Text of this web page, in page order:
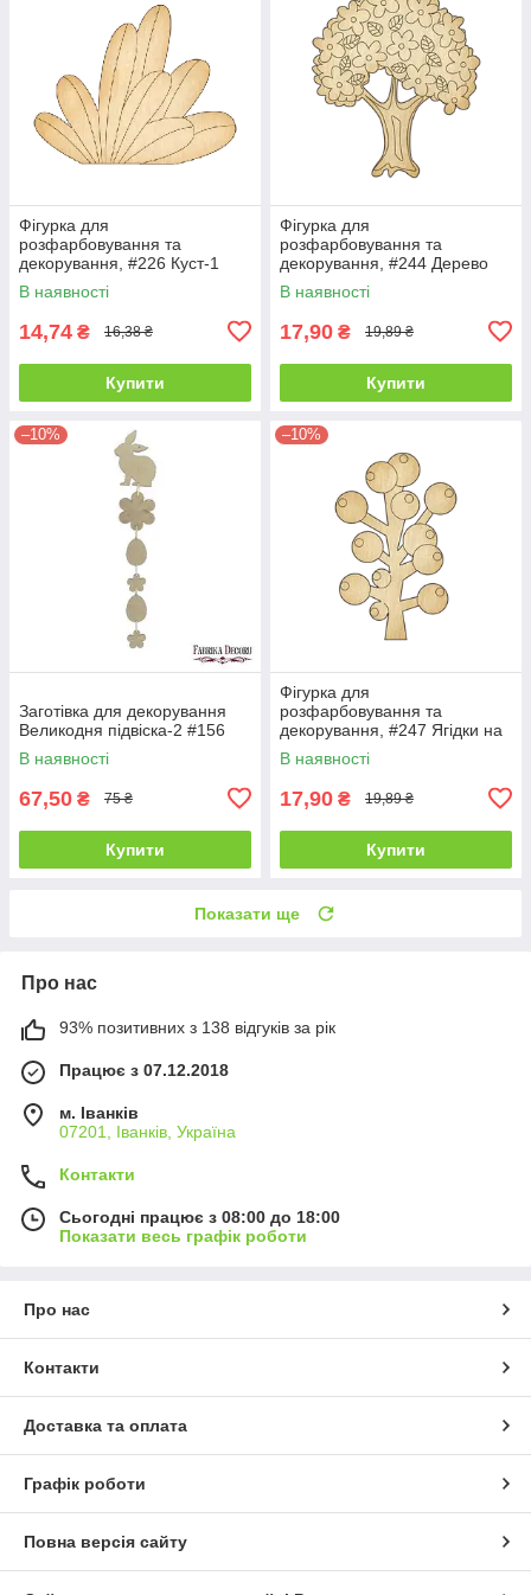
Фігурка для
розфарбовування та
декорування, #226 Куст-1
В наявності
14,74 ₴ 16,38 ₴
Купити
Фігурка для
розфарбовування та
декорування, #244 Дерево
В наявності
17,90 ₴ 19,89 ₴
Купити
–10%
Заготівка для декорування
Великодня підвіска-2 #156
В наявності
67,50 ₴ 75 ₴
Купити
–10%
Фігурка для
розфарбовування та
декорування, #247 Ягідки на
гілці — 1
В наявності
17,90 ₴ 19,89 ₴
Купити
Показати ще
Про нас
93% позитивних з 138 відгуків за рік
Працює з 07.12.2018
м. Іванків
07201, Іванків, Україна
Контакти
Сьогодні працює з 08:00 до 18:00
Показати весь графік роботи
Про нас
Контакти
Доставка та оплата
Графік роботи
Повна версія сайту